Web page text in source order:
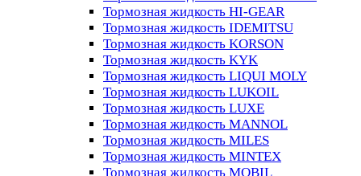
Тормозная жидкость HI-GEAR
Тормозная жидкость IDEMITSU
Тормозная жидкость KORSON
Тормозная жидкость KYK
Тормозная жидкость LIQUI MOLY
Тормозная жидкость LUKOIL
Тормозная жидкость LUXE
Тормозная жидкость MANNOL
Тормозная жидкость MILES
Тормозная жидкость MINTEX
Тормозная жидкость MOBIL